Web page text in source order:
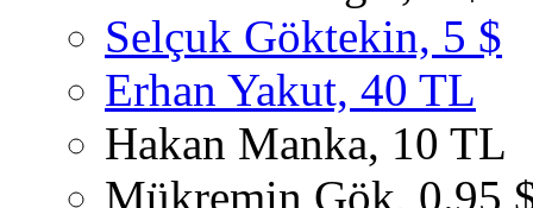
Selçuk Göktekin, 5 $
Erhan Yakut, 40 TL
Hakan Manka, 10 TL
Mükremin Gök, 0.95